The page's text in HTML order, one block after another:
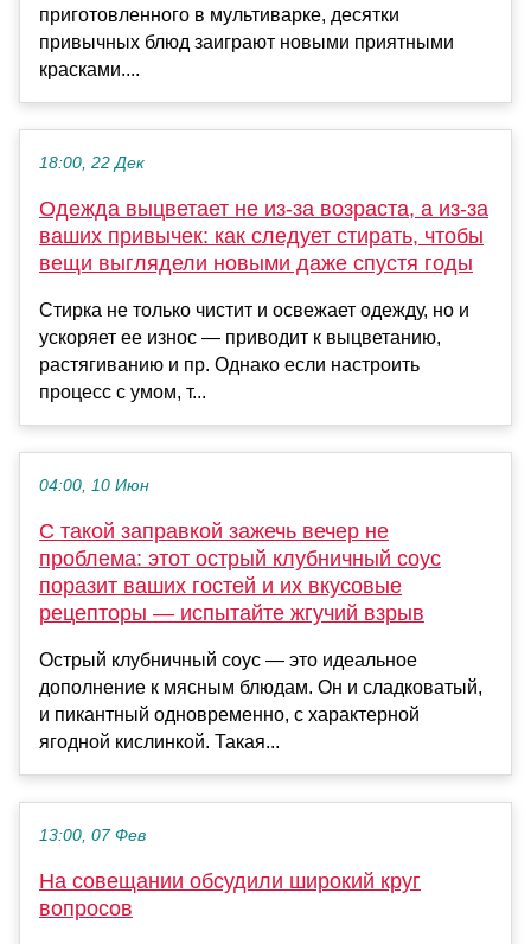
приготовленного в мультиварке, десятки
привычных блюд заиграют новыми приятными
красками....
18:00, 22 Дек
Одежда выцветает не из-за возраста, а из-за
ваших привычек: как следует стирать, чтобы
вещи выглядели новыми даже спустя годы
Стирка не только чистит и освежает одежду, но и
ускоряет ее износ — приводит к выцветанию,
растягиванию и пр. Однако если настроить
процесс с умом, т...
04:00, 10 Июн
С такой заправкой зажечь вечер не
проблема: этот острый клубничный соус
поразит ваших гостей и их вкусовые
рецепторы — испытайте жгучий взрыв
Острый клубничный соус — это идеальное
дополнение к мясным блюдам. Он и сладковатый,
и пикантный одновременно, с характерной
ягодной кислинкой. Такая...
13:00, 07 Фев
На совещании обсудили широкий круг
вопросов